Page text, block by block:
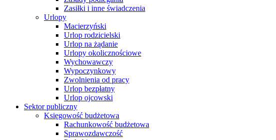
Zasiłki i inne świadczenia
Urlopy
Macierzyński
Urlop rodzicielski
Urlop na żądanie
Urlopy okolicznościowe
Wychowawczy
Wypoczynkowy
Zwolnienia od pracy
Urlop bezpłatny
Urlop ojcowski
Sektor publiczny
Księgowość budżetowa
Rachunkowość budżetowa
Sprawozdawczość